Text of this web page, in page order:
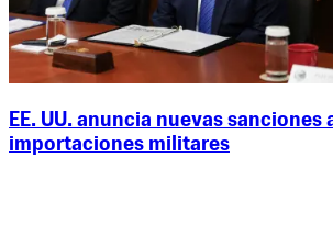
EE. UU. anuncia nuevas sanciones
importaciones militares